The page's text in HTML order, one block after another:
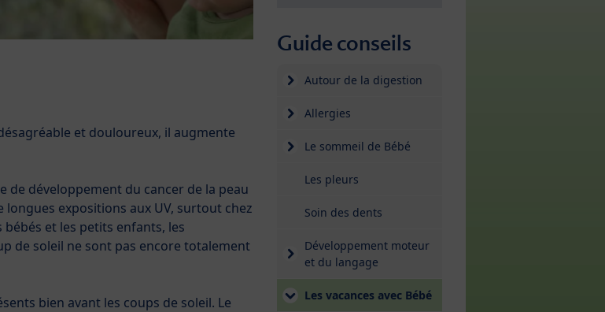
et douloureux, il augmente
de développement du cancer de la peau
expositions aux UV, surtout chez
bébés et les petits enfants, les
de soleil ne sont pas encore totalement
bien avant les coups de soleil. Le
Guide conseils
Autour de la digestion
Allergies
Le sommeil de Bébé
Les pleurs
Soin des dents
Développement moteur
et du langage
Les vacances avec Bébé